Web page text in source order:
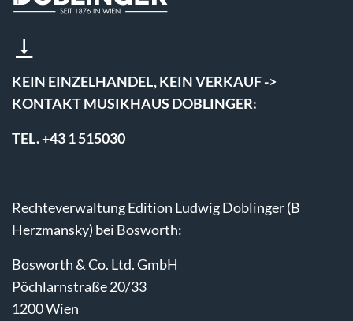
KEIN EINZELHANDEL, KEIN VERKAUF ->
KONTAKT MUSIKHAUS DOBLINGER:
TEL. +43 1 515030
Rechteverwaltung Edition Ludwig Doblinger (B
Herzmansky) bei Bosworth:
Bosworth & Co. Ltd. GmbH
Pöchlarnstraße 20/33
1200 Wien